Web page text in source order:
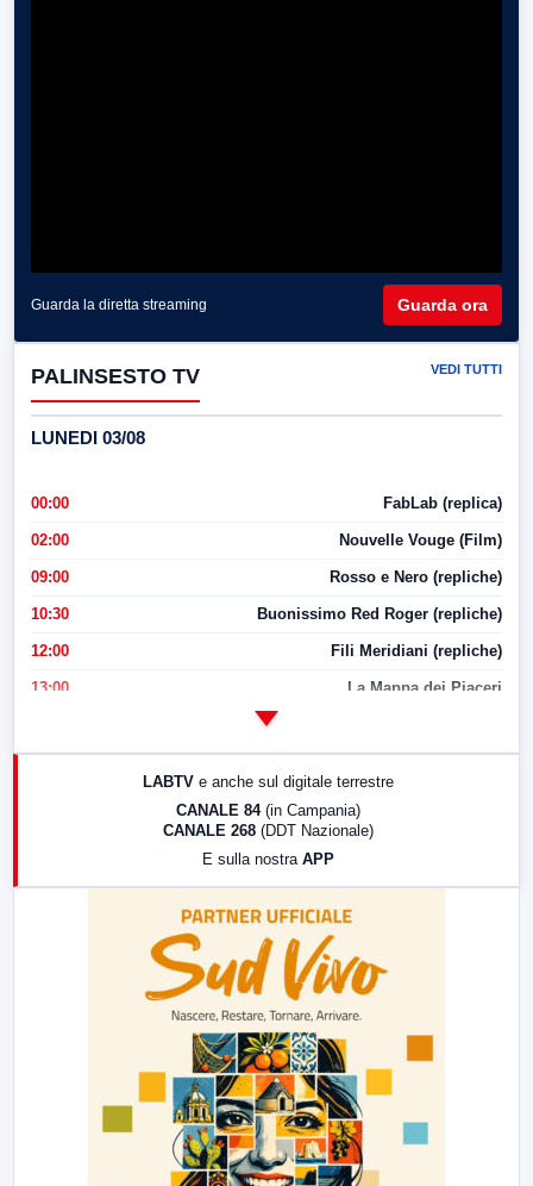
Guarda la diretta streaming Guarda ora
PALINSESTO TV VEDI TUTTI
LUNEDI 03/08
00:00 FabLab (replica)
02:00 Nouvelle Vouge (Film)
09:00 Rosso e Nero (repliche)
10:30 Buonissimo Red Roger (repliche)
12:00 Fili Meridiani (repliche)
13:00 La Mappa dei Piaceri
LABTV e anche sul digitale terrestre
CANALE 84 (in Campania)
CANALE 268 (DDT Nazionale)
E sulla nostra APP